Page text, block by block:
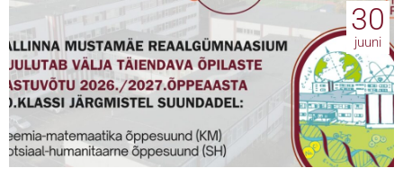
30
juuni